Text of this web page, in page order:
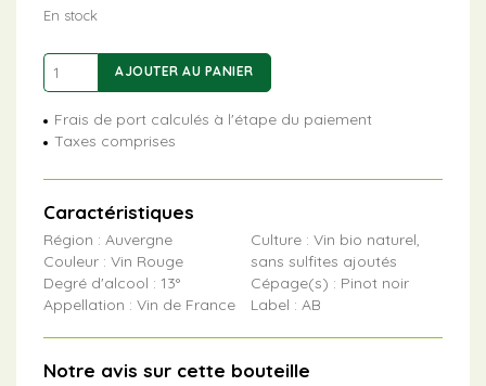
En stock
quantité
de
Riot
AJOUTER AU PANIER
Frais de port calculés à l'étape du paiement
Taxes comprises
Caractéristiques
Région : Auvergne
Couleur : Vin Rouge
Degré d'alcool : 13°
Appellation : Vin de France
Culture : Vin bio naturel,
sans sulfites ajoutés
Cépage(s) : Pinot noir
Label : AB
Notre avis sur cette bouteille